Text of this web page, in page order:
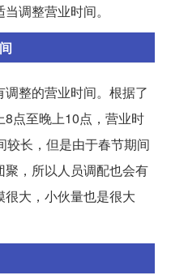
调整营业时间。
整的营业时间。根据了
点至晚上10点，营业时
较长，但是由于春节期间
，所以人员调配也会有
大，小伙量也是很大